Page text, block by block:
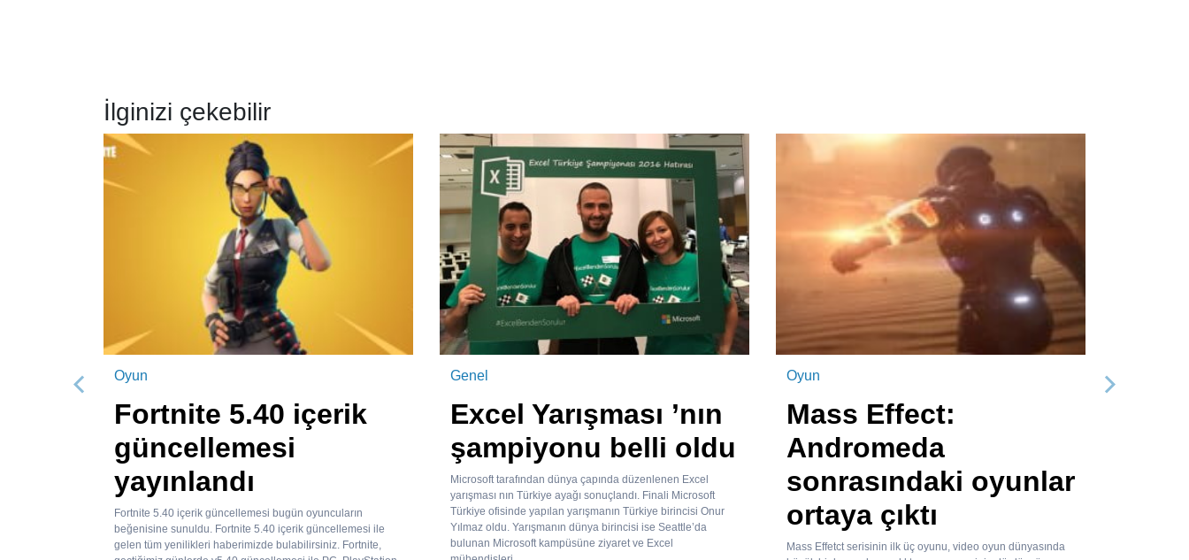
İlginizi çekebilir
Oyun
Fortnite 5.40 içerik
güncellemesi
yayınlandı
Fortnite 5.40 içerik güncellemesi bugün oyuncuların
beğenisine sunuldu. Fortnite 5.40 içerik güncellemesi ile
gelen tüm yenilikleri haberimizde bulabilirsiniz. Fortnite,
Genel
Excel Yarışması ’nın
şampiyonu belli oldu
Microsoft tarafından dünya çapında düzenlenen Excel
yarışması nın Türkiye ayağı sonuçlandı. Finali Microsoft
Türkiye ofisinde yapılan yarışmanın Türkiye birincisi Onur
Yılmaz oldu. Yarışmanın dünya birincisi ise Seattle’da
bulunan Microsoft kampüsüne ziyaret ve Excel
Oyun
Mass Effect:
Andromeda
sonrasındaki oyunlar
ortaya çıktı
Mass Effetct serisinin ilk üç oyunu, video oyun dünyasında
Önceki Sonraki